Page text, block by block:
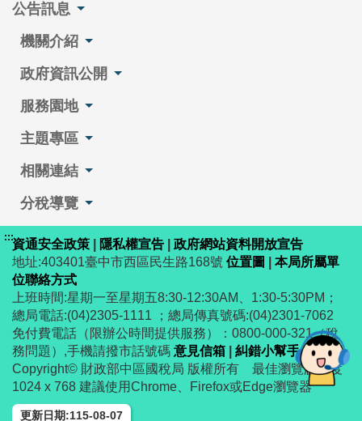
公告訊息
機關介紹
政府資訊公開
服務園地
主題專區
相關連結
分稅導覽
:::資通安全政策 隱私權宣告
政府網站資料開放宣告
地址:403401臺中市西區民生路168號 位置圖
本局所屬單
位聯絡方式
上班時間:星期一至星期五8:30-12:30AM、1:30-5:30PM；
總局電話:(04)2305-1111 ；總局傳真號碼:(04)2301-7062
免付費電話（限辦公時間提供服務）：0800-000-321（稅
務問題）,手機請撥市話號碼 意見信箱
糾錯小幫手
Copyright© 財政部中區國稅局 版權所有 最佳瀏覽解析度
1024 x 768 建議使用Chrome、Firefox或Edge瀏覽器
更新日期:115-08-07